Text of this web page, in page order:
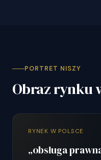
PORTRET NISZY
Obraz rynku
RYNEK W POLSCE
„obsługa